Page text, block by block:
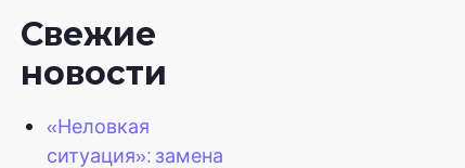
Свежие
новости
«Неловкая
ситуация»: замена